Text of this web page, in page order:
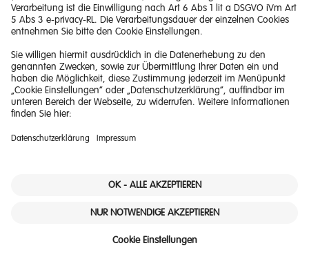
Impressum
Barrierefreiheitserklärung
Datenschutzerklärung
© 2026 Energie Steiermark